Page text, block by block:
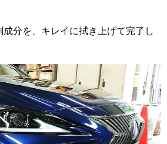
成分を、キレイに拭き上げて完了し